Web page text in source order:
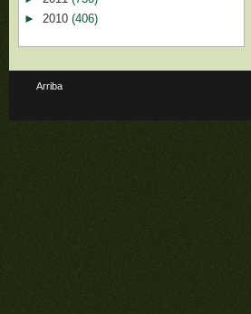
► 2010 (406)
Arriba